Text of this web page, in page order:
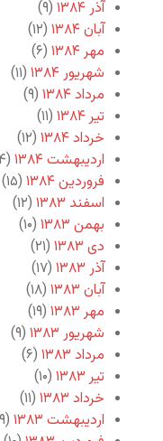
آذر ۱۳۸۴
(۹)
آبان ۱۳۸۴
(۱۲)
مهر ۱۳۸۴
(۶)
شهریور ۱۳۸۴
(۱۱)
مرداد ۱۳۸۴
(۹)
تیر ۱۳۸۴
(۱۱)
خرداد ۱۳۸۴
(۱۲)
اردیبهشت ۱۳۸۴
(۱۴)
فروردین ۱۳۸۴
(۱۵)
اسفند ۱۳۸۳
(۱۲)
بهمن ۱۳۸۳
(۱۰)
دی ۱۳۸۳
(۲۱)
آذر ۱۳۸۳
(۱۷)
آبان ۱۳۸۳
(۱۸)
مهر ۱۳۸۳
(۱۹)
شهریور ۱۳۸۳
(۹)
مرداد ۱۳۸۳
(۶)
تیر ۱۳۸۳
(۱۰)
خرداد ۱۳۸۳
(۱۱)
اردیبهشت ۱۳۸۳
(۹)